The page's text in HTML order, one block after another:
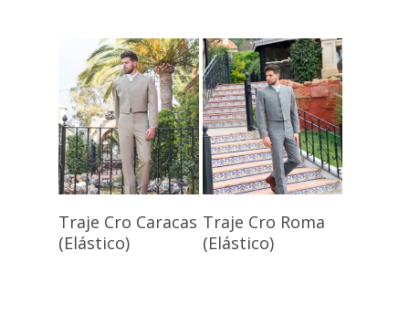
Seleccionar
Opciones
Traje Cro Caracas
(Elástico)
Seleccionar
Opciones
Traje Cro Roma
(Elástico)